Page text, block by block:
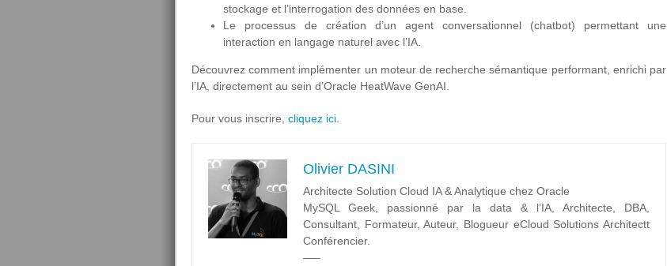
stockage et l’interrogation des données en base.
Le processus de création d’un agent conversationnel (chatbot) permettant une
interaction en langage naturel avec l’IA.
Découvrez comment implémenter un moteur de recherche sémantique performant, enrichi par
l’IA, directement au sein d’Oracle HeatWave GenAI.
Pour vous inscrire, cliquez ici
Olivier DASINI
Architecte Solution Cloud IA & Analytique chez Oracle
MySQL Geek, passionné par la data & l’IA, Architecte, DBA,
Consultant, Formateur, Auteur, Blogueur eCloud Solutions Architectt
Conférencier.
—–